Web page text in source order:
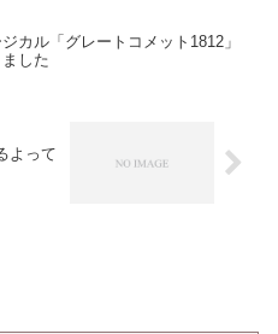
ジカル「グレートコメット1812」
した
よって